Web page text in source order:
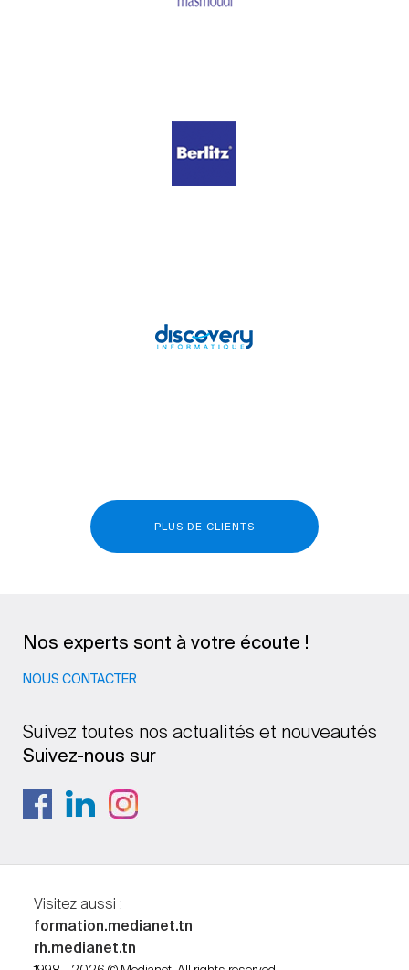
PLUS DE CLIENTS
Nos experts sont à votre écoute !
NOUS CONTACTER
Suivez toutes nos actualités et nouveautés
Suivez-nous sur
Visitez aussi :
formation.medianet.tn
rh.medianet.tn